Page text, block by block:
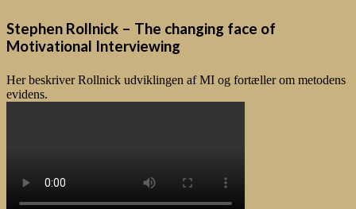
Stephen Rollnick – The changing face of
Motivational Interviewing
Her beskriver Rollnick udviklingen af MI og fortæller om metodens
evidens.